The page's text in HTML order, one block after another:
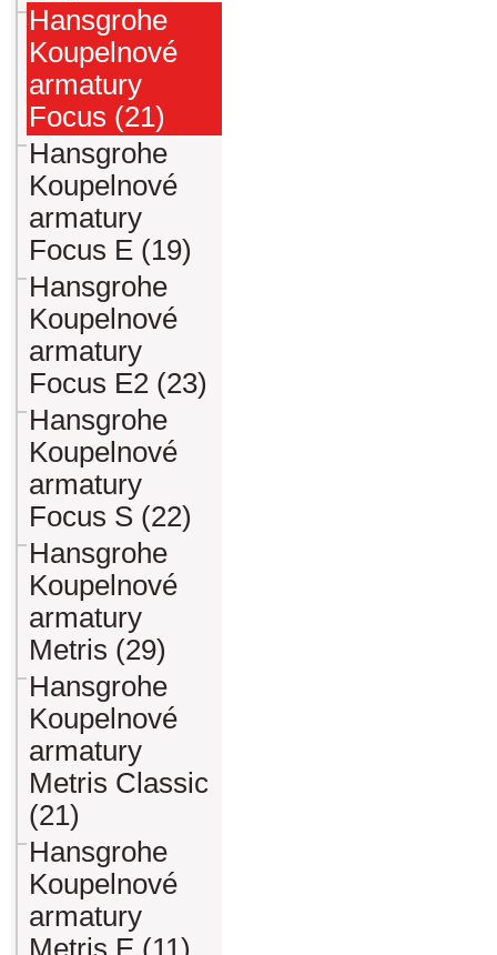
Hansgrohe
Koupelnové
armatury
Focus (21)
Hansgrohe
Koupelnové
armatury
Focus E (19)
Hansgrohe
Koupelnové
armatury
Focus E2 (23)
Hansgrohe
Koupelnové
armatury
Focus S (22)
Hansgrohe
Koupelnové
armatury
Metris (29)
Hansgrohe
Koupelnové
armatury
Metris Classic
(21)
Hansgrohe
Koupelnové
armatury
Metris E (11)